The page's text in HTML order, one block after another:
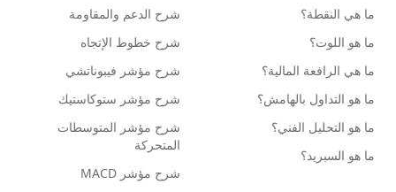
ما هي النقطة؟
ما هو اللوت؟
ما هي الرافعة المالية؟
ما هو التداول بالهامش؟
ما هو التحليل الفني؟
ما هو السبريد؟
شرح الدعم والمقاومة
شرح خطوط الإتجاه
شرح مؤشر فيبوناتشي
شرح مؤشر ستوكاستيك
شرح مؤشر المتوسطات
المتحركة
شرح مؤشر MACD